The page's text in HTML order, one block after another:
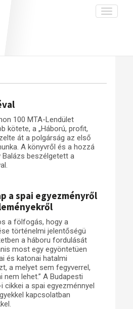
Toggle
megszilárdulása
és emlékezet
(feltöltés alatt)
kommentár
szerződés
100 MTA-Lendület
kötete, a „Háború, profit,
át a polgárság az első
A könyvről és a hozzá
beszélgetett a
a spai egyezményről
a fölfogás, hogy a
történelmi jelentőségü
a háboru fordulását
most egy egyöntetüen
és katonai hatalmi
a melyet sem fegyverrel,
nem lehet.” A Budapesti
cikkei a spai egyezménnyel
kapcsolatban